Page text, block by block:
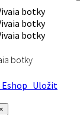
botky
Uložit